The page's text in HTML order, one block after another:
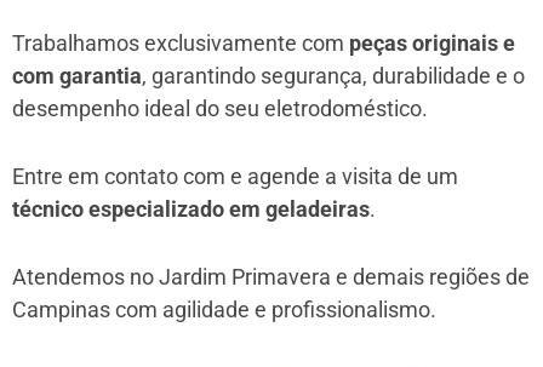
Trabalhamos exclusivamente com peças originais e
com garantia, garantindo segurança, durabilidade e o
desempenho ideal do seu eletrodoméstico.
Entre em contato com e agende a visita de um
técnico especializado em geladeiras.
Atendemos no Jardim Primavera e demais regiões de
Campinascom agilidade e profissionalismo.